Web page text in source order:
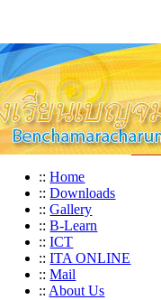
:: Home
:: Downloads
:: Gallery
:: B-Learn
:: ICT
:: ITA ONLINE
:: Mail
:: About Us